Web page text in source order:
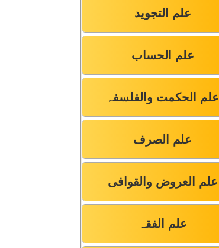
علم التجوید
علم الحساب
علم الحکمت والفلسفہ
علم الصرف
علم العروض والقوافی
علم الفقہ